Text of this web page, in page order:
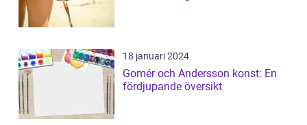
18 januari 2024
Gomér och Andersson konst: En
fördjupande översikt